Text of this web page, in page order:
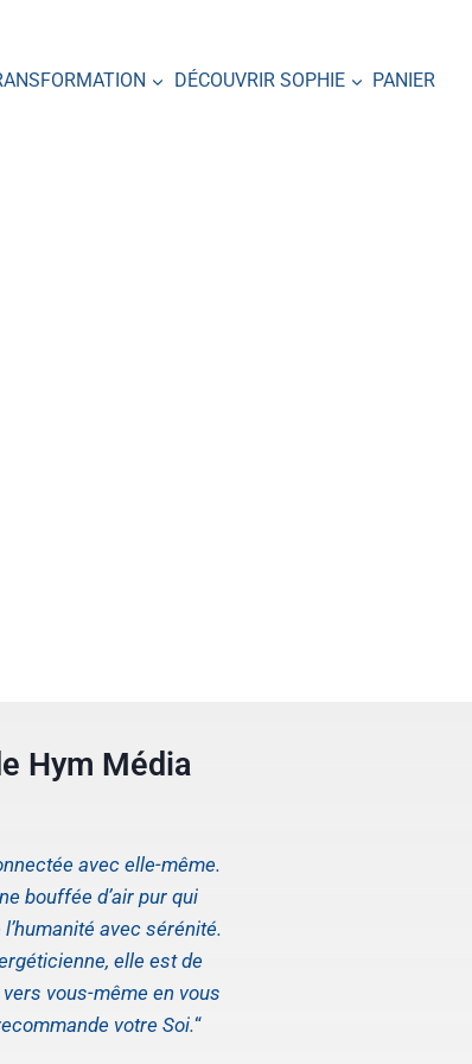
DÉCOUVRIR SOPHIE PANIER
Hym Média
avec elle-même.
bouffée d’air pur qui
avec sérénité.
elle est de
vous-même en vous
votre Soi.“